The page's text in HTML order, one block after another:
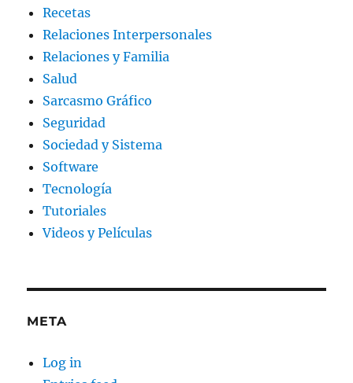
Recetas
Relaciones Interpersonales
Relaciones y Familia
Salud
Sarcasmo Gráfico
Seguridad
Sociedad y Sistema
Software
Tecnología
Tutoriales
Videos y Películas
META
Log in